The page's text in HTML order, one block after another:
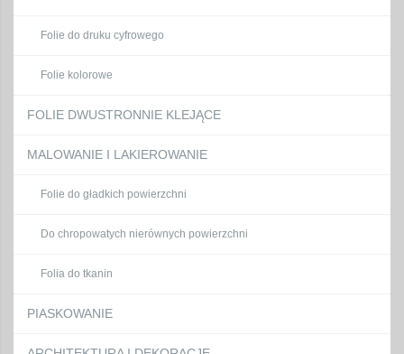
Folie do druku cyfrowego
Folie kolorowe
FOLIE DWUSTRONNIE KLEJĄCE
MALOWANIE I LAKIEROWANIE
Folie do gładkich powierzchni
Do chropowatych nierównych powierzchni
Folia do tkanin
PIASKOWANIE